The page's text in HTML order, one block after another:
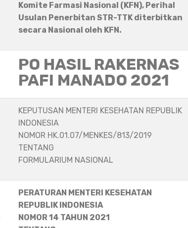
Komite Farmasi Nasional (KFN), Perihal
Usulan Penerbitan STR-TTK diterbitkan
secara Nasional oleh KFN.
PO HASIL RAKERNAS
PAFI MANADO 2021
KEPUTUSAN MENTERI KESEHATAN REPUBLIK
INDONESIA
NOMOR HK.01.07/MENKES/813/2019
TENTANG
FORMULARIUM NASIONAL
PERATURAN MENTERI KESEHATAN
REPUBLIK INDONESIA
NOMOR 14 TAHUN 2021